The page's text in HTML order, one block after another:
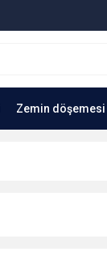
Zemin döşemesi